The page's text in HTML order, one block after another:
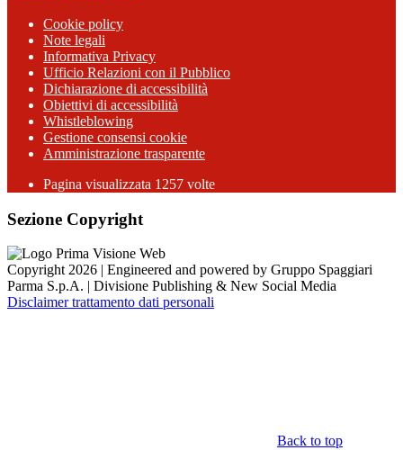
Cookie policy
Note legali
Informativa Privacy
Ufficio Relazioni con il Pubblico
Dichiarazione di accessibilità
Obiettivi di accessibilità
Whistleblowing
Gestione consensi cookie
Amministrazione trasparente
Pagina visualizzata 1257 volte
Sezione Copyright
Copyright 2026 | Engineered and powered by Gruppo Spaggiari
Parma S.p.A. | Divisione Publishing & New Social Media
Disclaimer trattamento dati personali
Back to top